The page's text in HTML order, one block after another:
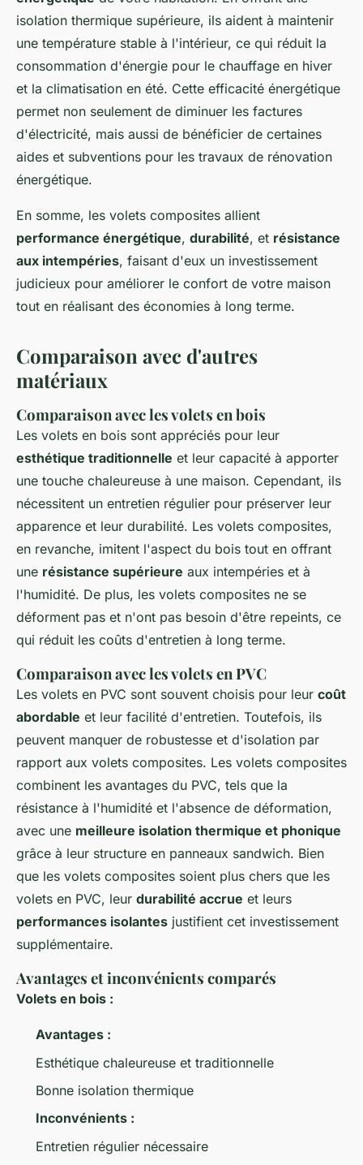
isolation thermique supérieure, ils aident à maintenir
une température stable à l'intérieur, ce qui réduit la
consommation d'énergie pour le chauffage en hiver
et la climatisation en été. Cette efficacité énergétique
permet non seulement de diminuer les factures
d'électricité, mais aussi de bénéficier de certaines
aides et subventions pour les travaux de rénovation
énergétique.
En somme, les volets composites allient
performance énergétique, durabilité, et résistance
aux intempéries, faisant d'eux un investissement
judicieux pour améliorer le confort de votre maison
tout en réalisant des économies à long terme.
Comparaison avec d'autres
matériaux
Comparaison avec les volets en bois
Les volets en bois sont appréciés pour leur
esthétique traditionnelle et leur capacité à apporter
une touche chaleureuse à une maison. Cependant, ils
nécessitent un entretien régulier pour préserver leur
apparence et leur durabilité. Les volets composites,
en revanche, imitent l'aspect du bois tout en offrant
une résistance supérieure aux intempéries et à
l'humidité. De plus, les volets composites ne se
déforment pas et n'ont pas besoin d'être repeints, ce
qui réduit les coûts d'entretien à long terme.
Comparaison avec les volets en PVC
Les volets en PVC sont souvent choisis pour leur coût
abordable et leur facilité d'entretien. Toutefois, ils
peuvent manquer de robustesse et d'isolation par
rapport aux volets composites. Les volets composites
combinent les avantages du PVC, tels que la
résistance à l'humidité et l'absence de déformation,
avec une meilleure isolation thermique et phonique
grâce à leur structure en panneaux sandwich. Bien
que les volets composites soient plus chers que les
volets en PVC, leur durabilité accrue et leurs
performances isolantes justifient cet investissement
supplémentaire.
Avantages et inconvénients comparés
Volets en bois :
Avantages :
Esthétique chaleureuse et traditionnelle
Bonne isolation thermique
Inconvénients :
Entretien régulier nécessaire